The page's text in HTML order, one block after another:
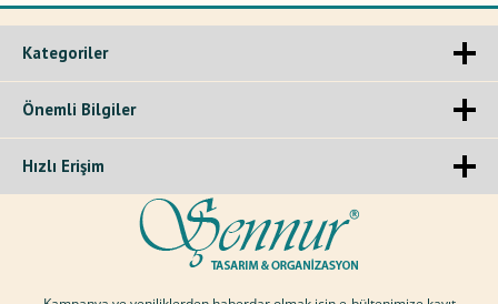
Kategoriler
Önemli Bilgiler
Hızlı Erişim